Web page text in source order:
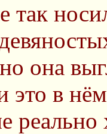
так
она
это в